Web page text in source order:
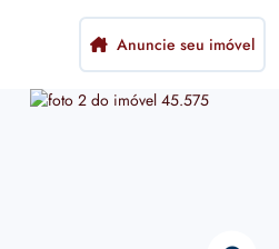
Anuncie seu imóvel